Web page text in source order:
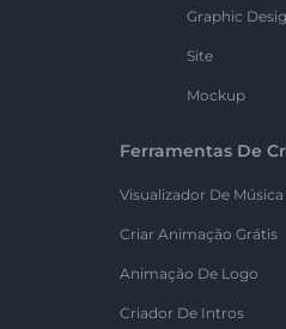
Graphic
Site
Mockup
Ferramentas De
Visualizador De
Criar Animação Grátis
Animação De Logo
Criador De Intros